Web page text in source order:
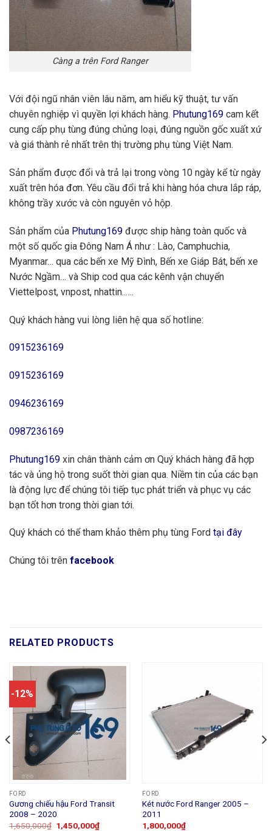
Càng a trên Ford Ranger
Với đội ngũ nhân viên lâu năm, am hiểu kỹ thuật, tư vấn
chuyên nghiệp vì quyền lợi khách hàng. Phutung169 cam kết
cung cấp phụ tùng đúng chủng loại, đúng nguồn gốc xuất xứ
và giá thành rẻ nhất trên thị trường phụ tùng Việt Nam.
Sản phẩm được đổi và trả lại trong vòng 10 ngày kể từ ngày
xuất trên hóa đơn. Yêu cầu đổi trả khi hàng hóa chưa lắp ráp,
không trầy xước và còn nguyên vỏ hộp.
Sản phẩm của Phutung169 được ship hàng toàn quốc và
một số quốc gia Đông Nam Á như : Lào, Camphuchia,
Myanmar… qua các bến xe Mỹ Đình, Bến xe Giáp Bát, bến xe
Nước Ngầm… và Ship cod qua các kênh vận chuyển
Viettelpost, vnpost, nhattin..….
Quý khách hàng vui lòng liên hệ qua số hotline:
0915236169
0915236169
0946236169
0987236169
Phutung169 xin chân thành cảm ơn Quý khách hàng đã hợp
tác và ủng hộ trong suốt thời gian qua. Niềm tin của các bạn
là động lực để chúng tôi tiếp tục phát triển và phục vụ các
bạn tốt hơn trong thời gian tới.
Quý khách có thể tham khảo thêm phụ tùng Ford tại đây
Chúng tôi trên facebook
RELATED PRODUCTS
-12%
FORD
Gương chiếu hậu Ford Transit
2008 – 2020
1,650,000₫ 1,450,000₫
FORD
Két nước Ford Ranger 2005 –
2011
1,800,000₫